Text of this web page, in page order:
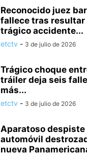
Reconocido juez
fallece tras resultar
trágico accidente...
etctv - 3 de julio de 2026
Trágico choque
tráiler deja seis
más...
etctv - 3 de julio de 2026
Aparatoso despiste
automóvil
nueva